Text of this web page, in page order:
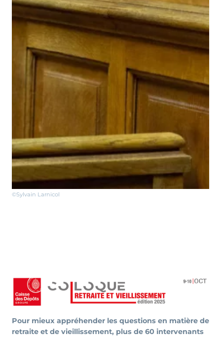
©Sylvain Larnicol
Pour mieux appréhender les questions en matière de
retraite et de vieillissement, plus de 60 intervenants